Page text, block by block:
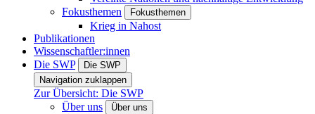
Fokusthemen
Fokusthemen
Krieg in Nahost
Publikationen
Wissenschaftler:innen
Die SWP
Die SWP
Navigation zuklappen
Zur Übersicht: Die SWP
Über uns
Über uns